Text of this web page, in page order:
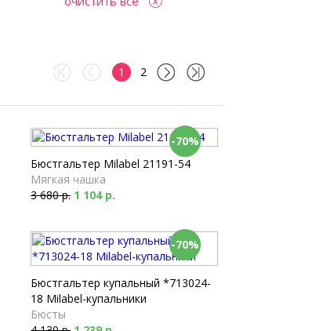
1 2
-70%
Бюстгальтер Milabel 21191-54
Мягкая чашка
3 680 р. 1 104 р.
-70%
Бюстгальтер купальный *713024-
18 Milabel-купальники
Бюсты